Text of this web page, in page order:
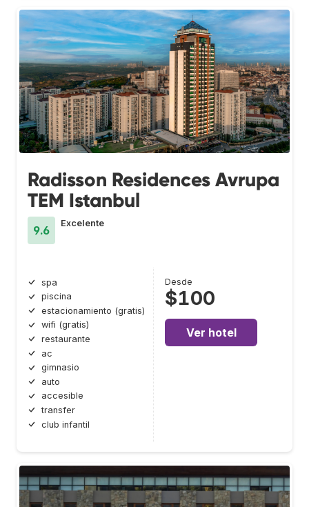
Radisson Residences Avrupa
TEM Istanbul
9.6
Excelente
spa
piscina
estacionamiento (gratis)
wifi (gratis)
restaurante
ac
gimnasio
auto
accesible
transfer
club infantil
Desde
$100
Ver hotel